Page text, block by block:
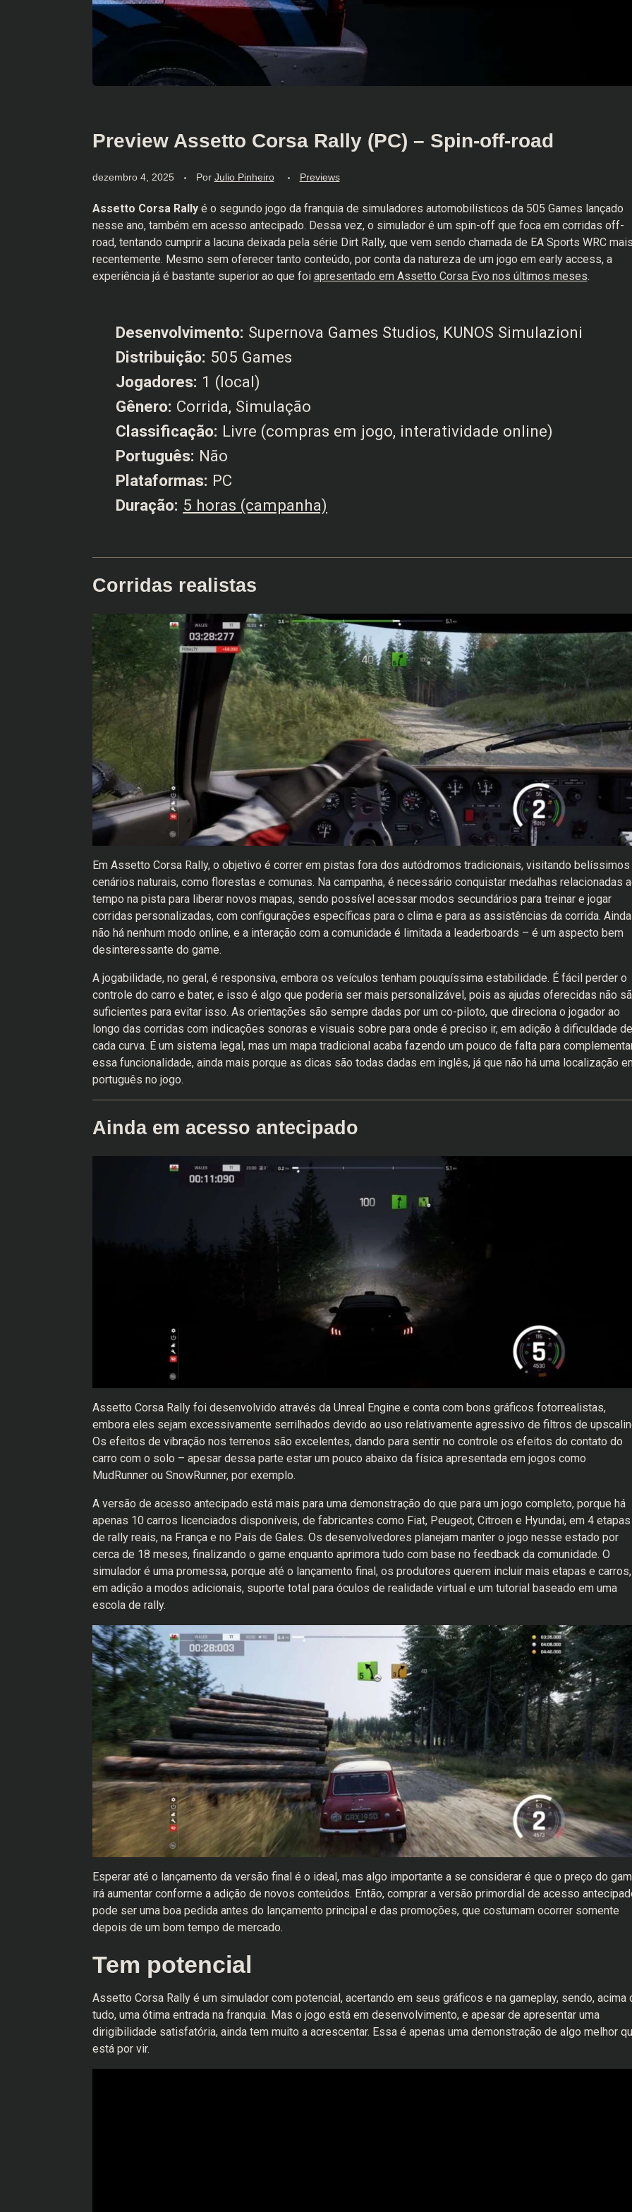
Preview Assetto Corsa Rally (PC) – Spin-off-road
dezembro 4, 2025 Por Julio Pinheiro Previews
Assetto Corsa Rallyé o segundo jogo da franquia de simuladores automobilísticos da 505 Games lançado
nesse ano, também em acesso antecipado. Dessa vez, o simulador é um spin-off que foca em corridas off-
road, tentando cumprir a lacuna deixada pela série Dirt Rally, que vem sendo chamada de EA Sports WRC
recentemente. Mesmo sem oferecer tanto conteúdo, por conta da natureza de um jogo em early access, a
experiência já é bastante superior ao que foi apresentado em Assetto Corsa Evo nos últimos meses.
Desenvolvimento: Supernova Games Studios, KUNOS Simulazioni
Distribuição: 505 Games
Jogadores: 1 (local)
Gênero: Corrida, Simulação
Classificação: Livre (compras em jogo, interatividade online)
Português: Não
Plataformas: PC
Duração: 5 horas (campanha)
Corridas realistas
Em Assetto Corsa Rally, o objetivo é correr em pistas fora dos autódromos tradicionais, visitando belíssimos
cenários naturais, como florestas e comunas. Na campanha, é necessário conquistar medalhas relacionadas
tempo na pista para liberar novos mapas, sendo possível acessar modos secundários para treinar e jogar
corridas personalizadas, com configurações específicas para o clima e para as assistências da corrida. Ainda
não há nenhum modo online, e a interação com a comunidade é limitada a leaderboards – é um aspecto bem
desinteressante do game.
A jogabilidade, no geral, é responsiva, embora os veículos tenham pouquíssima estabilidade. É fácil perder o
controle do carro e bater, e isso é algo que poderia ser mais personalizável, pois as ajudas oferecidas não
suficientes para evitar isso. As orientações são sempre dadas por um co-piloto, que direciona o jogador ao
longo das corridas com indicações sonoras e visuais sobre para onde é preciso ir, em adição à dificuldade de
cada curva. É um sistema legal, mas um mapa tradicional acaba fazendo um pouco de falta para
essa funcionalidade, ainda mais porque as dicas são todas dadas em inglês, já que não há uma localização
português no jogo.
Ainda em acesso antecipado
Assetto Corsa Rally foi desenvolvido através da Unreal Engine e conta com bons gráficos fotorrealistas,
embora eles sejam excessivamente serrilhados devido ao uso relativamente agressivo de filtros de
Os efeitos de vibração nos terrenos são excelentes, dando para sentir no controle os efeitos do contato do
carro com o solo – apesar dessa parte estar um pouco abaixo da física apresentada em jogos como
MudRunner ou SnowRunner, por exemplo.
A versão de acesso antecipado está mais para uma demonstração do que para um jogo completo, porque há
apenas 10 carros licenciados disponíveis, de fabricantes como Fiat, Peugeot, Citroen e Hyundai, em 4 etapas
de rally reais, na França e no País de Gales. Os desenvolvedores planejam manter o jogo nesse estado por
cerca de 18 meses, finalizando o game enquanto aprimora tudo com base no feedback da comunidade. O
simulador é uma promessa, porque até o lançamento final, os produtores querem incluir mais etapas e carros,
em adição a modos adicionais, suporte total para óculos de realidade virtual e um tutorial baseado em uma
escola de rally.
Esperar até o lançamento da versão final é o ideal, mas algo importante a se considerar é que o preço do
irá aumentar conforme a adição de novos conteúdos. Então, comprar a versão primordial de acesso
pode ser uma boa pedida antes do lançamento principal e das promoções, que costumam ocorrer somente
depois de um bom tempo de mercado.
Tem potencial
Assetto Corsa Rally é um simulador com potencial, acertando em seus gráficos e na gameplay, sendo, acima
tudo, uma ótima entrada na franquia. Mas o jogo está em desenvolvimento, e apesar de apresentar uma
dirigibilidade satisfatória, ainda tem muito a acrescentar. Essa é apenas uma demonstração de algo melhor
está por vir.